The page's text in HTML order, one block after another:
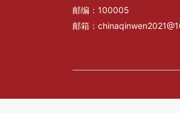
邮编：100005
邮箱：